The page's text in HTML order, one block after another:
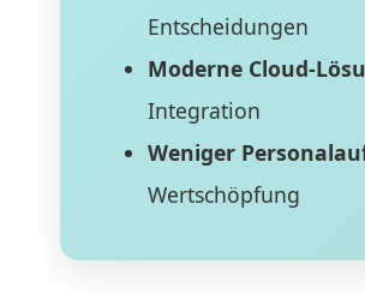
Entscheidungen
Moderne Cloud-
Integration
Weniger
Wertschöpfung